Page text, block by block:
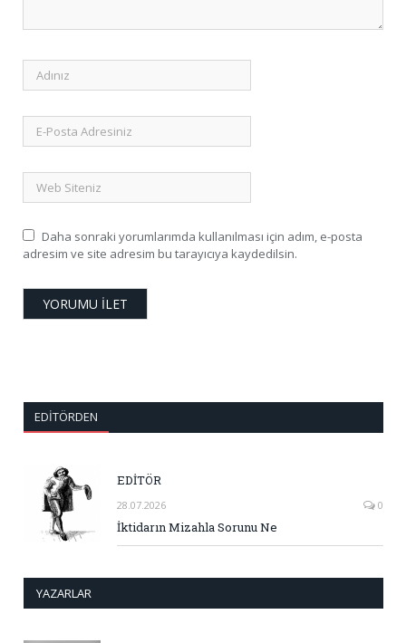
Daha sonraki yorumlarımda kullanılması için adım, e-posta
adresim ve site adresim bu tarayıcıya kaydedilsin.
EDITÖRDEN
EDİTÖR
28.07.2026 0
İktidarın Mizahla Sorunu Ne
YAZARLAR